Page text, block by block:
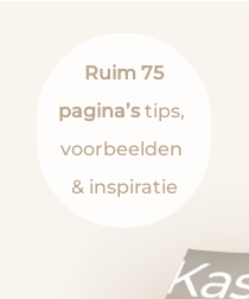
Ruim 75
pagina’s tips,
voorbeelden
& inspiratie